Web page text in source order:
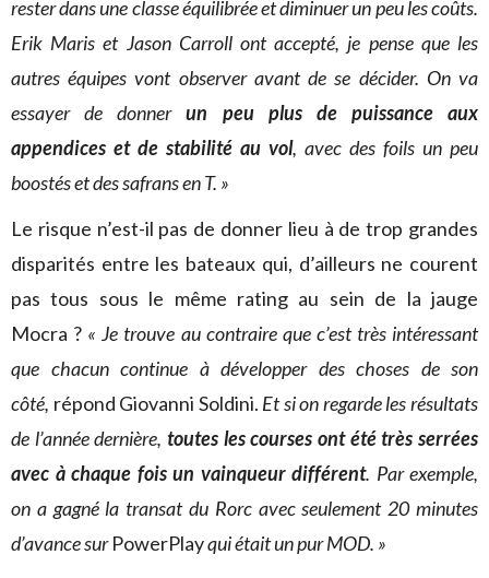
rester dans une classe équilibrée et diminuer un peu les coûts.
Erik Maris et Jason Carroll ont accepté, je pense que les
autres équipes vont observer avant de se décider. On va
essayer de donnerun peu plus de puissance aux
appendices et de stabilité au vol, avec des foils un peu
boostés et des safrans en T. »
Le risque n’est-il pas de donner lieu à de trop grandes
disparités entre les bateaux qui, d’ailleurs ne courent
pas tous sous le même rating au sein de la jauge
Mocra ? « Je trouve au contraire que c’est très intéressant
que chacun continue à développer des choses de son
côté, répond Giovanni Soldini. Et si on regarde les résultats
de l’année dernière, toutes les courses ont été très serrées
avec à chaque fois un vainqueur différent. Par exemple,
on a gagné la transat du Rorc avec seulement 20 minutes
d’avance surPowerPlayqui était un pur MOD. »